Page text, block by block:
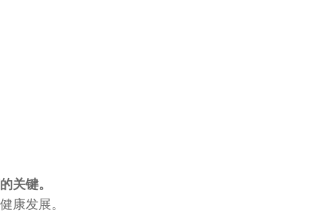
关键。
康发展。